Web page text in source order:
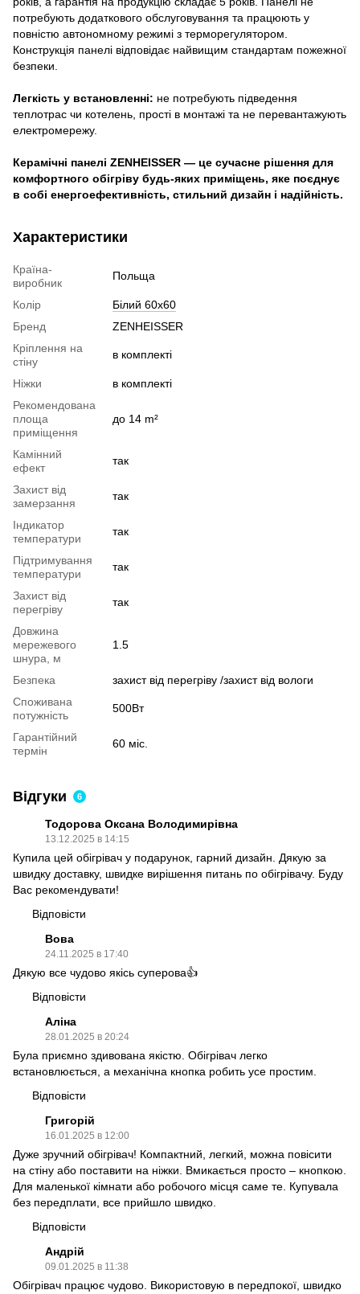
потребують додаткового обслуговування та працюють у
повністю автономному режимі з терморегулятором.
Конструкція панелі відповідає найвищим стандартам пожежної
безпеки.
Легкість у встановленні: не потребують підведення
теплотрас чи котелень, прості в монтажі та не перевантажують
електромережу.
Керамічні панелі ZENHEISSER — це сучасне рішення для
комфортного обігріву будь-яких приміщень, яке поєднує
в собі енергоефективність, стильний дизайн і надійність.
Характеристики
Країна-
виробник
Польща
Колір
Білий 60х60
Бренд
ZENHEISSER
Кріплення на
стіну
в комплекті
Ніжки
в комплекті
Рекомендована
площа
приміщення
до 14 m²
Камінний
ефект
так
Захист від
замерзання
так
Індикатор
температури
так
Підтримування
температури
так
Захист від
перегріву
так
Довжина
мережевого
шнура, м
1.5
Безпека
захист від перегріву /захист від вологи
Споживана
потужність
500Вт
Гарантійний
термін
60 міс.
Відгуки 6
Тодорова Оксана Володимирівна
13.12.2025 в 14:15
Купила цей обігрівач у подарунок, гарний дизайн. Дякую за
швидку доставку, швидке вирішення питань по обігрівачу. Буду
Вас рекомендувати!
Відповісти
Вова
24.11.2025 в 17:40
Дякую все чудово якісь суперова👍
Відповісти
Аліна
28.01.2025 в 20:24
Була приємно здивована якістю. Обігрівач легко
встановлюється, а механічна кнопка робить усе простим.
Відповісти
Григорій
16.01.2025 в 12:00
Дуже зручний обігрівач! Компактний, легкий, можна повісити
на стіну або поставити на ніжки. Вмикається просто – кнопкою.
Для маленької кімнати або робочого місця саме те. Купувала
без передплати, все прийшло швидко.
Відповісти
Андрій
09.01.2025 в 11:38
Обігрівач працює чудово. Використовую в передпокої, швидко